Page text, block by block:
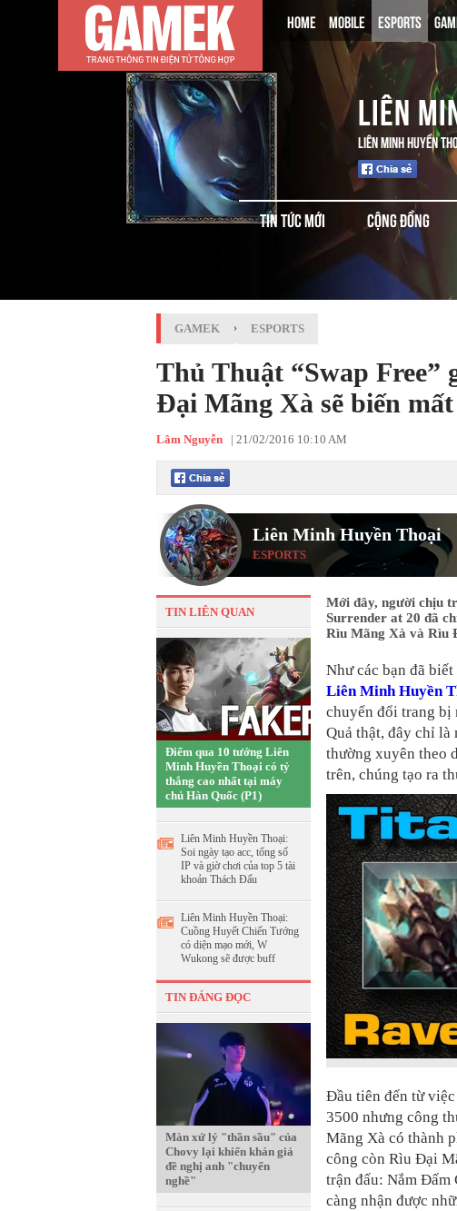
HOME MOBILE ESPORTS
LIÊN
LIÊN MINH HUYỀN
TIN TỨC MỚI CỘNG ĐỒNG
GAMEK › ESPORTS
Thủ Thuật “Swap Free”
Đại Mãng Xà sẽ biến
Lâm Nguyễn | 21/02/2016 10:10 AM
Liên Minh Huyền Thoại
ESPORTS
TIN LIÊN QUAN
Điểm qua 10 tướng Liên
Minh Huyền Thoại có tỷ
thắng cao nhất tại máy
chủ Hàn Quốc (P1)
Liên Minh Huyền Thoại:
Soi ngày tạo acc, tổng số
IP và giờ chơi của top 5 tài
khoản Thách Đấu
Liên Minh Huyền Thoại:
Cuồng Huyết Chiến Tướng
có diện mạo mới, W
Wukong sẽ được buff
TIN ĐÁNG ĐỌC
Màn xử lý "thần sầu" của
Chovy lại khiến khán giả
đề nghị anh "chuyển
nghề"
Mới đây, người chịu
Surrender at 20 đã
Rìu Mãng Xà và Rìu
Như các bạn đã
Liên Minh Huyền
chuyển đổi trang bị
Quả thật, đây chỉ
thường xuyên theo
trên, chúng tạo ra
Đầu tiên đến từ
3500 nhưng công
Mãng Xà có thành
công còn Rìu Đại
trận đấu: Nắm Đấm
càng nhận được